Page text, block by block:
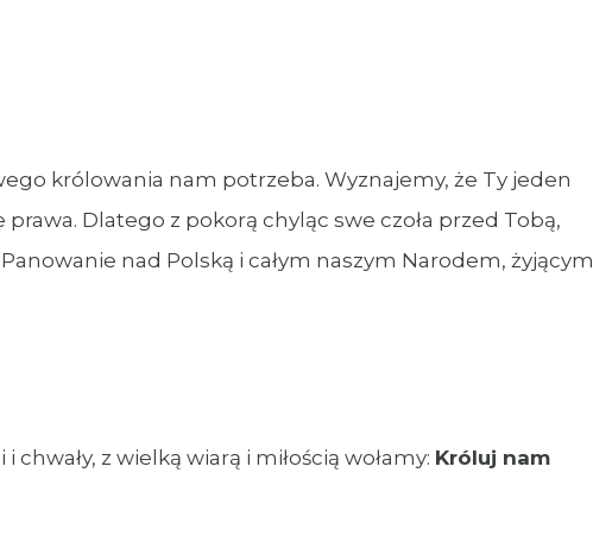
królowania nam potrzeba. Wyznajemy, że Ty jeden
Dlatego z pokorą chyląc swe czoła przed Tobą,
nad Polską i całym naszym Narodem, żyjącym
z wielką wiarą i miłością wołamy: Króluj nam